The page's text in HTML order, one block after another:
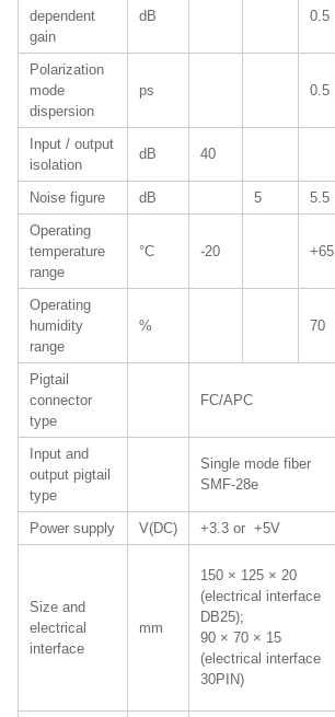
dependent
gain
dB 0.5
Polarization
mode
dispersion
ps 0.5
Input / output
isolation
dB 40
Noise figure dB 5
5.5
Operating
temperature
range
°C -20 +65
Operating
humidity
range
% 70
Pigtail
connector
type
FC/APC
Input and
output pigtail
type
Single mode fiber
SMF-28e
Power supply V(DC) +3.3 or +5V
Size and
electrical
interface
mm
150 × 125 × 20
(electrical interface
DB25);
90 × 70 × 15
(electrical interface
30PIN)